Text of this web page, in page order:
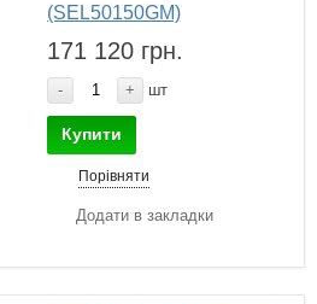
(SEL50150GM)
171 120 грн.
- + шт
Купити
Порівняти
Додати в закладки